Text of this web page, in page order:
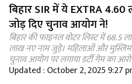
बिहार SIR में ये EXTRA
जोड़ दिए चुनाव आयोग ने!
बिहार की फाइनल वोटर लिस्ट में 68.5
लाख नए नाम जुड़े। महिलाओं और मुस्लिम
चुनाव आयोग पर लगाया डर्टी गेम का
Updated : October 2, 2025 9:27